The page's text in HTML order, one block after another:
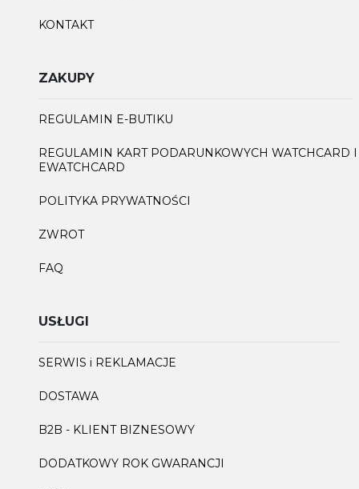
KONTAKT
ZAKUPY
REGULAMIN E-BUTIKU
REGULAMIN KART PODARUNKOWYCH WATCHCARD I
EWATCHCARD
POLITYKA PRYWATNOŚCI
ZWROT
FAQ
USŁUGI
SERWIS i REKLAMACJE
DOSTAWA
B2B - KLIENT BIZNESOWY
DODATKOWY ROK GWARANCJI